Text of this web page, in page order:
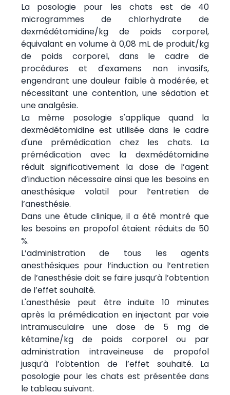
La posologie pour les chats est de 40
microgrammes de chlorhydrate de
dexmédétomidine/kg de poids corporel,
équivalant en volume à 0,08 mL de produit/kg
de poids corporel, dans le cadre de
procédures et d'examens non invasifs,
engendrant une douleur faible à modérée, et
nécessitant une contention, une sédation et
une analgésie.
La même posologie s'applique quand la
dexmédétomidine est utilisée dans le cadre
d'une prémédication chez les chats. La
prémédication avec la dexmédétomidine
réduit significativement la dose de l’agent
d’induction nécessaire ainsi que les besoins en
anesthésique volatil pour l’entretien de
l’anesthésie.
Dans une étude clinique, il a été montré que
les besoins en propofol étaient réduits de 50
%.
L’administration de tous les agents
anesthésiques pour l’induction ou l’entretien
de l’anesthésie doit se faire jusqu’à l’obtention
de l’effet souhaité.
L'anesthésie peut être induite 10 minutes
après la prémédication en injectant par voie
intramusculaire une dose de 5 mg de
kétamine/kg de poids corporel ou par
administration intraveineuse de propofol
jusqu’à l’obtention de l’effet souhaité. La
posologie pour les chats est présentée dans
le tableau suivant.